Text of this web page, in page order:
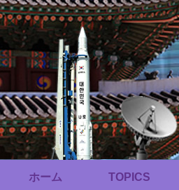
ホーム TOPICS